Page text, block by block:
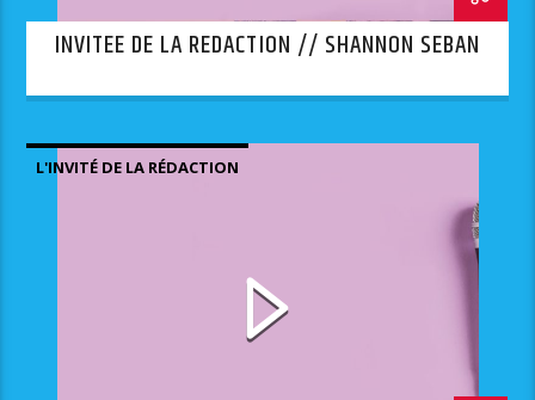
INVITEE DE LA REDACTION // SHANNON SEBAN
L'INVITÉ DE LA RÉDACTION